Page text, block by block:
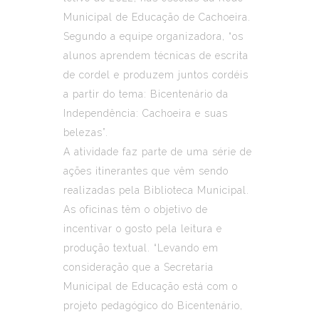
Municipal de Educação de Cachoeira.
Segundo a equipe organizadora, “os
alunos aprendem técnicas de escrita
de cordel e produzem juntos cordéis
a partir do tema: Bicentenário da
Independência: Cachoeira e suas
belezas”.
A atividade faz parte de uma série de
ações itinerantes que vêm sendo
realizadas pela Biblioteca Municipal.
As oficinas têm o objetivo de
incentivar o gosto pela leitura e
produção textual. “Levando em
consideração que a Secretaria
Municipal de Educação está com o
projeto pedagógico do Bicentenário,